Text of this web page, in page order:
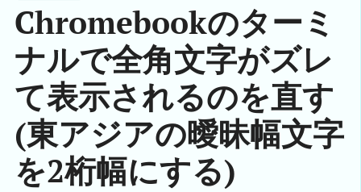
Chromebookのターミ
ナルで全角文字がズレ
て表示されるのを直す
(東アジアの曖昧幅文字
を2桁幅にする)